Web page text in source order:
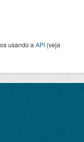
usando a API (veja